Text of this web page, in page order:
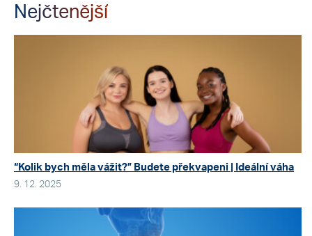
Nejčtenější
“Kolik bych měla vážit?” Budete překvapeni | Ideální váha
9. 12. 2025